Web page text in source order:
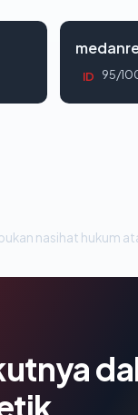
ID 95/
nasihat hukum